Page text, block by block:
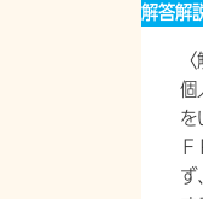
解答解
個
を
ず